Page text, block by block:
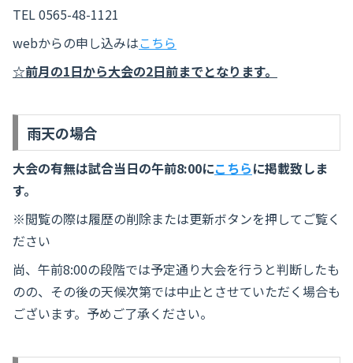
TEL 0565-48-1121
webからの申し込みはこちら
☆前月の1日から大会の2日前までとなります。
雨天の場合
大会の有無は試合当日の午前8:00にこちらに掲載致しま
す。
※閲覧の際は履歴の削除または更新ボタンを押してご覧く
ださい
尚、午前8:00の段階では予定通り大会を行うと判断したも
のの、その後の天候次第では中止とさせていただく場合も
ございます。予めご了承ください。